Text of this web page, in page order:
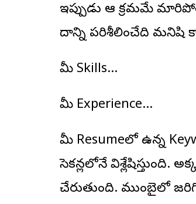
ఇప్పుడు ఆ క్రమమే
దాన్ని పరిశీలించేది మనిషి
మీ Skills…
మీ Experience…
మీ Resumeలో ఉన్న
సెకన్లలోనే విశ్లేషిస్తుంది.
చేరుతుంది. ముంబైలో